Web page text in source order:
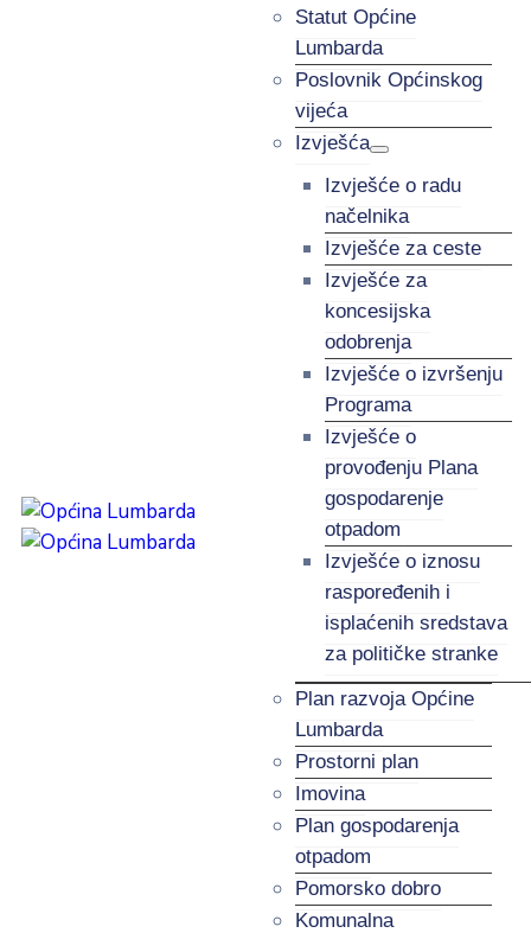
Statut Općine
Lumbarda
Poslovnik Općinskog
vijeća
Izvješća
Izvješće o radu
načelnika
Izvješće za ceste
Izvješće za
koncesijska
odobrenja
Izvješće o izvršenju
Programa
Izvješće o
provođenju Plana
gospodarenje
otpadom
Izvješće o iznosu
raspoređenih i
isplaćenih sredstava
za političke stranke
Plan razvoja Općine
Lumbarda
Prostorni plan
Imovina
Plan gospodarenja
otpadom
Pomorsko dobro
Komunalna